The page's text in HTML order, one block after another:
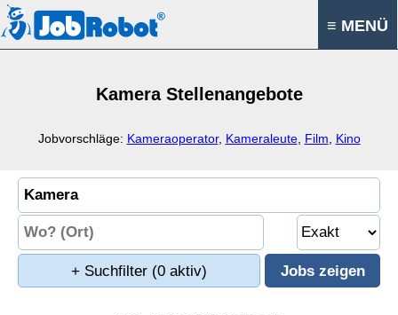
≡ MENÜ
Kamera Stellenangebote
Jobvorschläge: Kameraoperator, Kameraleute, Film Kino
+ Suchfilter (0 aktiv)